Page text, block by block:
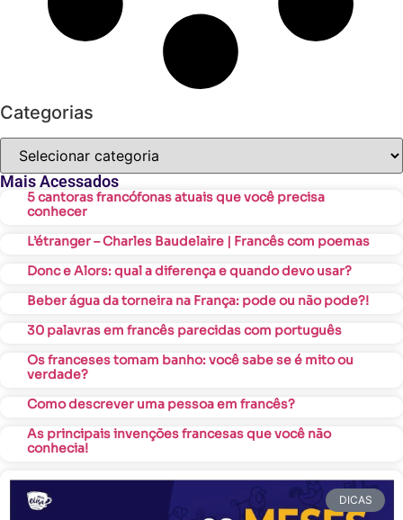
Categorias
Mais Acessados
5 cantoras francófonas atuais que você precisa
conhecer
L’étranger – Charles Baudelaire | Francês com poemas
Donc e Alors: qual a diferença e quando devo usar?
Beber água da torneira na França: pode ou não pode?!
30 palavras em francês parecidas com português
Os franceses tomam banho: você sabe se é mito ou
verdade?
Como descrever uma pessoa em francês?
As principais invenções francesas que você não
conhecia!
DICAS